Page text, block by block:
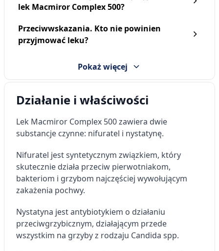
lek Macmiror Complex 500?
Przeciwwskazania. Kto nie powinien
przyjmować leku?
Pokaż więcej
Działanie i właściwości
Lek Macmiror Complex 500 zawiera dwie
substancje czynne: nifuratel i nystatynę.
Nifuratel jest syntetycznym związkiem, który
skutecznie działa przeciw pierwotniakom,
bakteriom i grzybom najczęściej wywołującym
zakażenia pochwy.
Nystatyna jest antybiotykiem o działaniu
przeciwgrzybicznym, działającym przede
wszystkim na grzyby z rodzaju Candida spp.